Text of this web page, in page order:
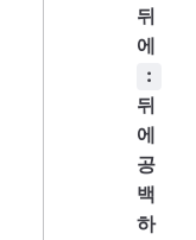
뒤
에
:
뒤
에
공
백
하